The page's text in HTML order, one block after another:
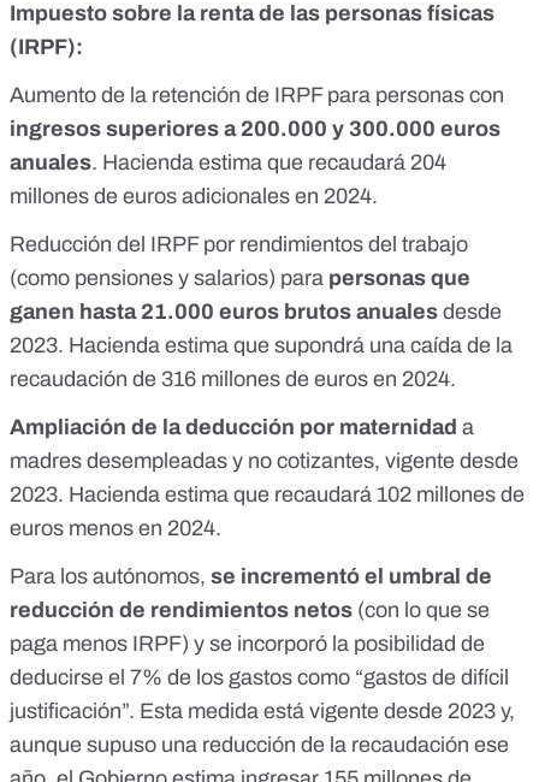
Impuesto sobre la renta de las personas físicas
(IRPF):
Aumento de la retención de IRPFpara personas con
ingresos superiores a 200.000 y 300.000 euros
anuales. Hacienda estima que recaudará 204
millones de euros adicionales en 2024.
Reducción del IRPF por rendimientos del trabajo
(como pensiones y salarios) para personas que
ganen hasta 21.000 euros brutos anuales desde
2023. Hacienda estima que supondrá una caída de la
recaudación de 316 millones de euros en 2024.
Ampliación de la deducción por maternidad a
madres desempleadas y no cotizantes, vigente desde
2023. Hacienda estima que recaudará 102 millones de
euros menos en 2024.
Para los autónomos, se incrementó el umbral de
reducción de rendimientos netos (con lo que se
paga menos IRPF) y se incorporó la posibilidad de
deducirse el 7% de los gastos como “gastos de difícil
justificación”. Esta medida está vigente desde 2023 y,
aunque supuso una reducción de la recaudación ese